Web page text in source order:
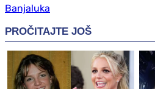
Banjaluka